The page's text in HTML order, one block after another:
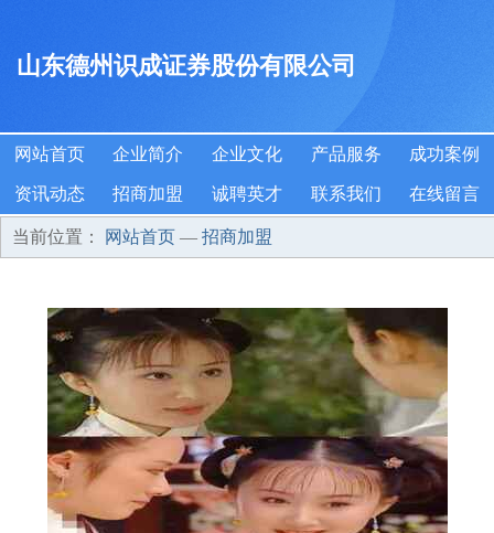
山东德州识成证券股份有限公司
网站首页 企业简介 企业文化 产品服务 成功案例
资讯动态 招商加盟 诚聘英才 联系我们 在线留言
当前位置： 网站首页 — 招商加盟